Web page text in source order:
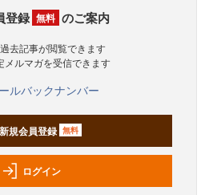
登録 無料 のご案内
過去記事が閲覧できます
メルマガを受信できます
ルバックナンバー
新規会員登録 無料
ログイン